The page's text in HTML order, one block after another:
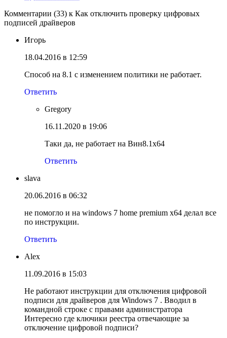
Комментарии (33) к Как отключить проверку цифровых
подписей драйверов
Игорь
18.04.2016 в 12:59
Способ на 8.1 с изменением политики не работает.
Ответить
Gregory
16.11.2020 в 19:06
Таки да, не работает на Вин8.1х64
Ответить
slava
20.06.2016 в 06:32
не помогло и на windows 7 home premium x64 делал все
по инструкции.
Ответить
Alex
11.09.2016 в 15:03
Не работают инструкции для отключения цифровой
подписи для драйверов для Windows 7 . Вводил в
командной строке с правами администратора
Интересно где ключики реестра отвечающие за
отключение цифровой подписи?